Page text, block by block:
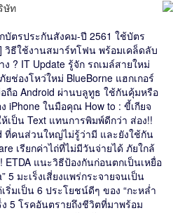
ษัท
กันสังคม-ปี 2561 ใช้บัตร
วิธีใช้งานสมาร์ทโฟน พร้อมเคล็ดลับ
? IT Update รู้จัก รถเมล์สายใหม่
ช่องโหว่ใหม่ BlueBorne แฮกเกอร์
ถือ Android ผ่านบลูทูธ ใช้กันคุ้มหรือ
iPhone ในมือคุณ How to : ขี้เกียจ
เป็น Text แทนการพิมพ์ดีกว่า ส่อง!!
ที่คนส่วนใหญ่ไม่รู้ว่ามี และยังใช้กัน
เรียกค่าไถ่ที่ไม่มีวันจ่ายได้ ภัยใกล้
ETDA แนะวิธีป้องกันก่อนตกเป็นเหยื่อ
5 มะเร็งเสี่ยงแพร่กระจายจนเป็น
เริ่มเป็น 6 ประโยชน์ดีๆ ของ “กะหล่ำ
5 โรคอันตรายถึงชีวิตที่มาพร้อม